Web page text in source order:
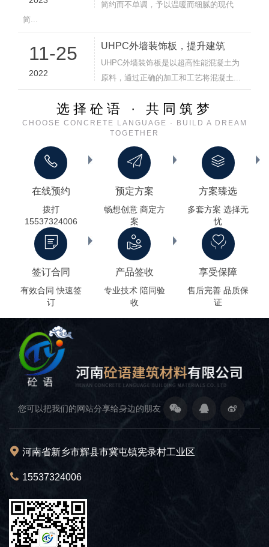
简约而不单调，予以温暖而细腻的现代
简...
11-25
2022
UHPC外墙装饰板，提升建筑
UHPC外墙装饰板是以超高性能混凝土为
原料，通过正确的加工和工艺将混凝土...
选择砼语 · 共同筑梦
CHOOSE CONCRETE LANGUAGE · BUILD A DREAM
TOGETHER
在线预约
拨打
15537324006
预定方案
畅想创意 商定方
案
方案臻选
多套方案 选择无
忧
签订合同
有效合同 快速签
订
产品签收
专业技术 陪同验
收
享受保障
售后完善 品质保
证
您可以把我们的网站分享给身边的朋友
河南省新乡市辉县市冀屯镇宪录村工业区
15537324006